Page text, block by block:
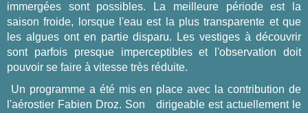
immergées sont possibles. La meilleure période est la
saison froide, lorsque l'eau est la plus transparente et que
les algues ont en partie disparu. Les vestiges à découvrir
sont parfois presque imperceptibles et l'observation doit
pouvoir se faire à vitesse très réduite.
Un programme a été mis en place avec la contribution de
l'aérostier Fabien Droz. Son dirigeable est actuellement le